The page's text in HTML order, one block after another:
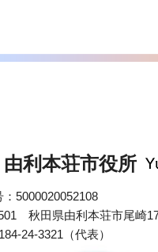
由利本荘市役所
5000020052108
秋田県由利本荘市尾崎
24-3321（代表）